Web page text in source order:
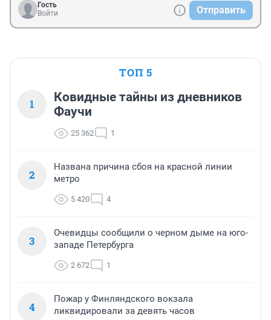
Гость
Войти
Отправить
ТОП 5
1
Ковидные тайны из дневников
Фаучи
25 362 1
2
Названа причина сбоя на красной линии
метро
5 420 4
3
Очевидцы сообщили о черном дыме на юго-
западе Петербурга
2 672 1
4
Пожар у Финляндского вокзала
ликвидировали за девять часов